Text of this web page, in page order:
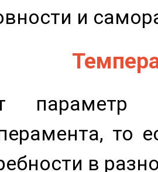
и
параметр
то
в